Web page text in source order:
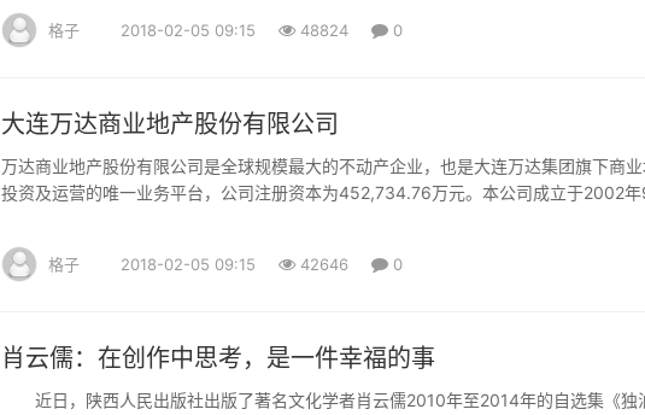
里，东临中长铁路，西倚沈大高速公路，南对鞍山市鞍千西路，北靠鞍山市沙河，所属
钢矿业公司在鞍山、辽阳弓长岭地区有7座大型铁矿山。 目前，鞍山钢铁己形成...
格子 2018-02-05 09:15 48824 0
大连万达商业地产股份有限公司
万达商业地产股份有限公司是全球规模最大的不动产企业，也是大连万达集团旗下商
投资及运营的唯一业务平台，公司注册资本为452,734.76万元。本公司成立于2002年
为3699.HK），2016年9月27日，万达商业自香港联交所退市。本公司核心产品为以“
广场”命名的万达城市综合体，本公司业务包括三个...
格子 2018-02-05 09:15 42646 0
肖云儒：在创作中思考，是一件幸福的事
近日，陕西人民出版社出版了著名文化学者肖云儒2010年至2014年的自选集《独